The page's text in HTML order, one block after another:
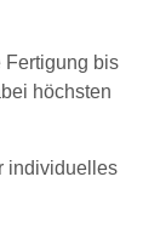
Fertigung bis
höchsten
individuelles